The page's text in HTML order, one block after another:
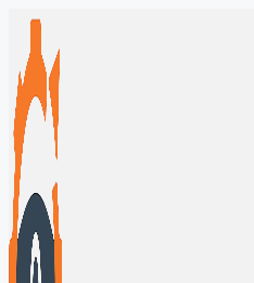
Перейти
содержимому